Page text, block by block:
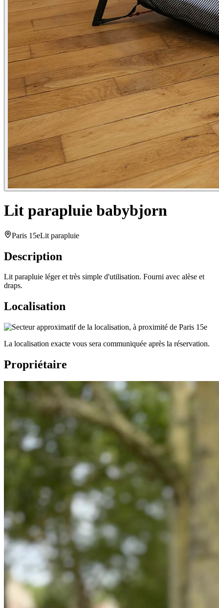
Lit parapluie babybjorn
Paris 15eLit parapluie
Description
Lit parapluie léger et très simple d'utilisation. Fourni avec alèse et
draps.
Localisation
La localisation exacte vous sera communiquée après la réservation.
Propriétaire